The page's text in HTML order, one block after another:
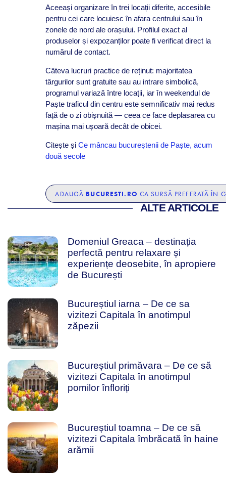
Aceeași organizare în trei locații diferite, accesibile
pentru cei care locuiesc în afara centrului sau în
zonele de nord ale orașului. Profilul exact al
produselor și expozanților poate fi verificat direct la
numărul de contact.
Câteva lucruri practice de reținut: majoritatea
târgurilor sunt gratuite sau au intrare simbolică,
programul variază între locații, iar în weekendul de
Paște traficul din centru este semnificativ mai redus
față de o zi obișnuită — ceea ce face deplasarea cu
mașina mai ușoară decât de obicei.
Citește și Ce mâncau bucureștenii de Paște, acum
două secole
ADAUGĂ BUCURESTI.RO CA SURSĂ PREFERATĂ ÎN
ALTE ARTICOLE
Domeniul Greaca – destinația
perfectă pentru relaxare și
experiențe deosebite, în apropiere
de București
Bucureștiul iarna – De ce sa
vizitezi Capitala în anotimpul
zăpezii
Bucureștiul primăvara – De ce să
vizitezi Capitala în anotimpul
pomilor înfloriți
Bucureștiul toamna – De ce să
vizitezi Capitala îmbrăcată în haine
arămii